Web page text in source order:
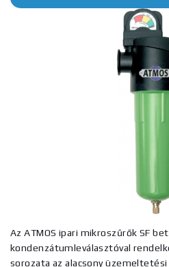
Az ATMOS ipari mikroszűrők SF
kondenzátumleválasztóval
sorozata az alacsony